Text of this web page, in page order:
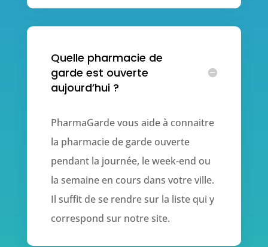
Quelle pharmacie de
garde est ouverte
aujourd’hui ?
PharmaGarde vous aide à connaitre
la pharmacie de garde ouverte
pendant la journée, le week-end ou
la semaine en cours dans votre ville.
Il suffit de se rendre sur la liste qui y
correspond sur notre site.